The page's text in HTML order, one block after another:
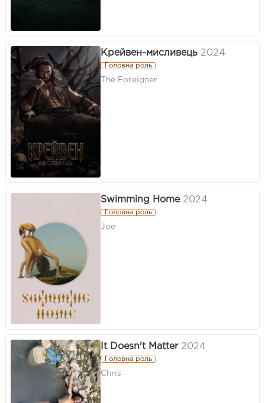
Крейвен-мисливець 2024
Головна роль
The Foreigner
Swimming Home 2024
Головна роль
Joe
It Doesn't Matter 2024
Головна роль
Chris